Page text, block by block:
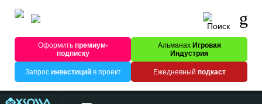
Оформитьпремиум-
подписку
Альманах Игровая
Индустрия
Запрос инвестицийв проект Ежедневный подкаст